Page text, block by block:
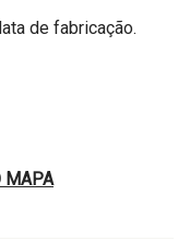
de fabricação.
MAPA